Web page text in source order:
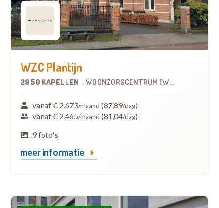
WZC Plantijn
2950 KAPELLEN - WOONZORGCENTRUM (WZC)
vanaf € 2.673/maand (87,89/dag)
vanaf € 2.465/maand (81,04/dag)
9 foto's
meer informatie